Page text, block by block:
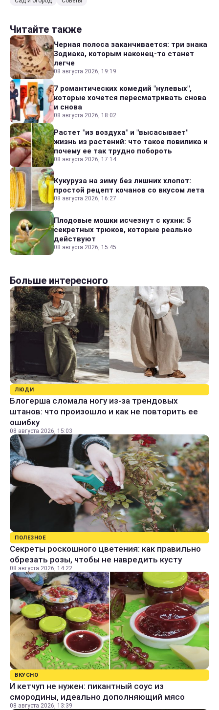
Читайте также
Черная полоса заканчивается: три знака
Зодиака, которым наконец-то станет
легче
08 августа 2026, 19:19
7 романтических комедий "нулевых",
которые хочется пересматривать снова
и снова
08 августа 2026, 18:02
Растет "из воздуха" и "высасывает"
жизнь из растений: что такое повилика и
почему ее так трудно побороть
08 августа 2026, 17:14
Кукуруза на зиму без лишних хлопот:
простой рецепт кочанов со вкусом лета
08 августа 2026, 16:27
Плодовые мошки исчезнут с кухни: 5
секретных трюков, которые реально
действуют
08 августа 2026, 15:45
Больше интересного
ЛЮДИ
Блогерша сломала ногу из-за трендовых
штанов: что произошло и как не повторить ее
ошибку
08 августа 2026, 15:03
ПОЛЕЗНОЕ
Секреты роскошного цветения: как правильно
обрезать розы, чтобы не навредить кусту
08 августа 2026, 14:22
ВКУСНО
И кетчуп не нужен: пикантный соус из
смородины, идеально дополняющий мясо
08 августа 2026, 13:39